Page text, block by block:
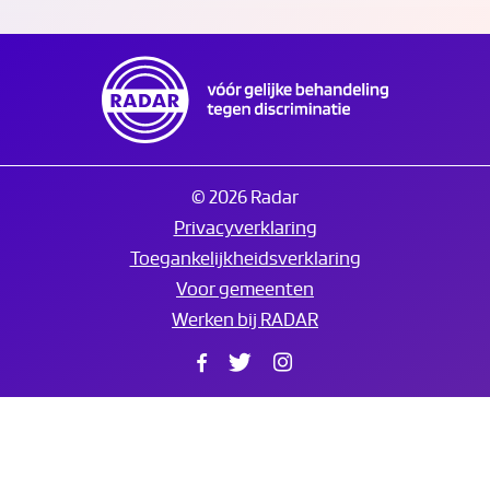
© 2026 Radar
Privacyverklaring
Toegankelijkheidsverklaring
Voor gemeenten
Werken bij RADAR
Facebook
Twitter